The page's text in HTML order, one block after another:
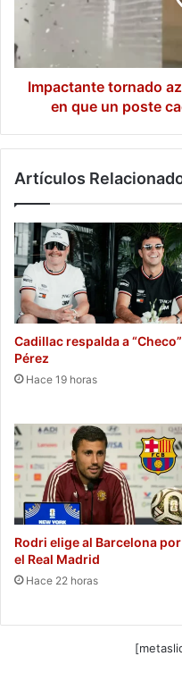
momento
que
un
poste
restaurante
Impactante tornado
en que un poste
Artículos
Cadillac respalda a “Checo”
Pérez
Hace 19 horas
Rodri elige al Barcelona por
el Real Madrid
Hace 22 horas